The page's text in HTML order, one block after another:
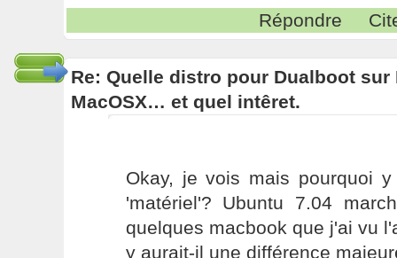
Répondre
Re: Quelle distro pour Dualboot sur
MacOSX… et quel intêret.
Okay, je vois mais pourquoi
'matériel'? Ubuntu 7.04
quelques macbook que j'ai vu
y aurait-il une différence